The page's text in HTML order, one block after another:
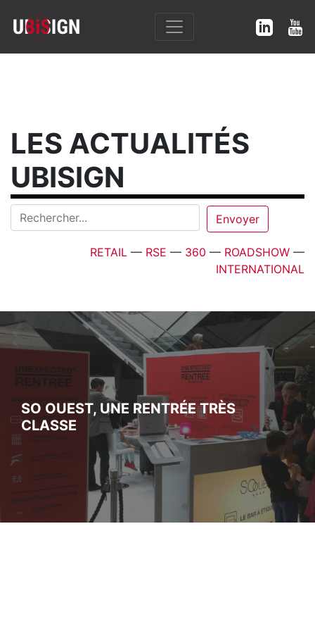
LES ACTUALITÉS
UBISIGN
RETAIL — RSE — 360 — ROADSHOW —
INTERNATIONAL
SO OUEST, UNE RENTRÉE TRÈS
CLASSE